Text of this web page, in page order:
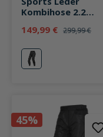
Kombihose 2.2
149,99 € 299,99 €
silber
45%